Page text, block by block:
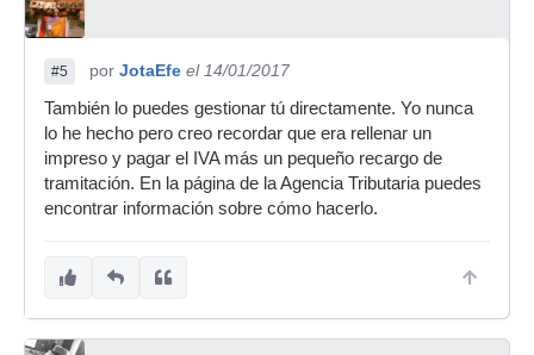
#5 por JotaEfe el 14/01/2017
También lo puedes gestionar tú directamente. Yo nunca
lo he hecho pero creo recordar que era rellenar un
impreso y pagar el IVA más un pequeño recargo de
tramitación. En la página de la Agencia Tributaria puedes
encontrar información sobre cómo hacerlo.